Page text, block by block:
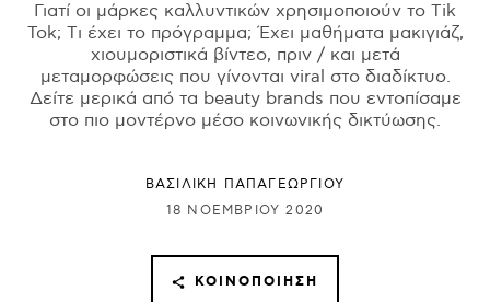
Γιατί οι μάρκες καλλυντικών χρησιμοποιούν το Tik
Tok; Tι έχει το πρόγραμμα; Έχει μαθήματα μακιγιάζ,
χιουμοριστικά βίντεο, πριν / και μετά
μεταμορφώσεις που γίνονται viral στο διαδίκτυο.
Δείτε μερικά από τα beauty brands που εντοπίσαμε
στο πιο μοντέρνο μέσο κοινωνικής δικτύωσης.
ΒΑΣΙΛΙΚΗ ΠΑΠΑΓΕΩΡΓΙΟΥ
18 ΝΟΕΜΒΡΊΟΥ 2020
ΚΟΙΝΟΠΟΊΗΣΗ